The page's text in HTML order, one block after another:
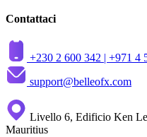
Contattaci
+230 2 600 342 | +971 4
support@belleofx.com
Livello 6, Edificio Ken
Mauritius